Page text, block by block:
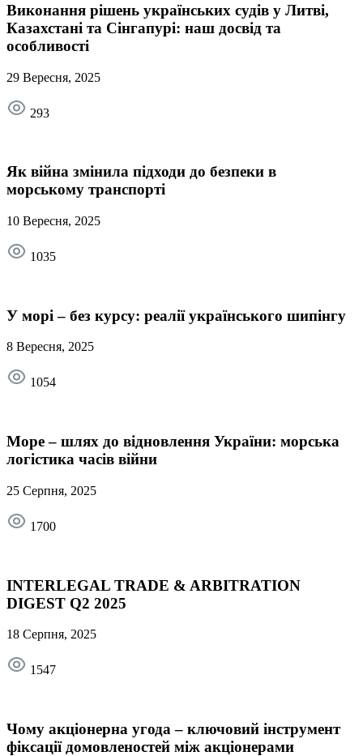
Виконання рішень українських судів у Литві,
Казахстані та Сінгапурі: наш досвід та
особливості
29 Вересня, 2025
293
Як війна змінила підходи до безпеки в
морському транспорті
10 Вересня, 2025
1035
У морі – без курсу: реалії українського шипінгу
8 Вересня, 2025
1054
Море – шлях до відновлення України: морська
логістика часів війни
25 Серпня, 2025
1700
INTERLEGAL TRADE & ARBITRATION
DIGEST Q2 2025
18 Серпня, 2025
1547
Чому акціонерна угода – ключовий інструмент
фіксації домовленостей між акціонерами